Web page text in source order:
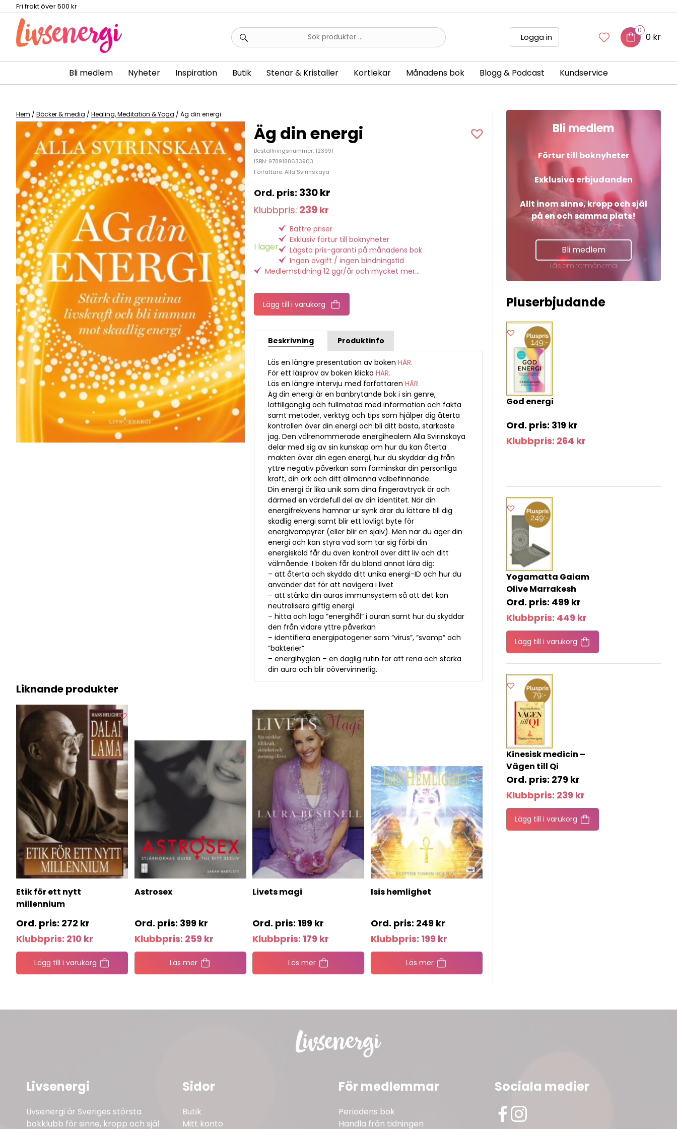
content
Fri frakt över 500 kr
Sök
efter:
Logga in
0
0 kr
Bli medlem Nyheter Inspiration Butik Stenar & Kristaller Kortlekar Månadens bok Blogg & Podcast Kundservice
Hem / Böcker & media / Healing, Meditation & Yoga / Äg din energi
Äg din energi
Beställningsnummer: 123991
ISBN: 9789188633903
Författare: Alla Svirinskaya
330kr
Klubbpris: 239 kr
I lager
Bättre priser
Exklusiv förtur till boknyheter
Lägsta pris-garanti på månadens bok
Ingen avgift / ingen bindningstid
Medlemstidning 12 ggr/år och mycket mer...
Lägg till i varukorg
Beskrivning Produktinfo
Läs en längre presentation av bokenHÄR.
För ett läsprov av boken klickaHÄR.
Läs en längre intervju med författarenHÄR.
Äg din energi är en banbrytande bok i sin genre,
lättillgänglig och fullmatad med information och fakta
samt metoder, verktyg och tips som hjälper dig återta
kontrollen över din energi och bli ditt bästa, starkaste
jag. Den välrenommerade energihealern Alla Svirinskaya
delar med sig av sin kunskap om hur du kan återta
makten över din egen energi, hur du skyddar dig från
yttre negativ påverkan som förminskar din personliga
kraft, din ork och ditt allmänna välbefinnande.
Din energi är lika unik som dina fingeravtryck är och
därmed en värdefull del av din identitet. När din
energifrekvens hamnar ur synk drar du lättare till dig
skadlig energi samt blir ett lovligt byte för
energivampyrer (eller blir en själv). Men när du äger din
energi och kan styra vad som tar sig förbi din
energisköld får du även kontroll över ditt liv och ditt
välmående. I boken får du bland annat lära dig:
– att återta och skydda ditt unika energi-ID och hur du
använder det för att navigera i livet
– att stärka din auras immunsystem så att det kan
neutralisera giftig energi
– hitta och laga ”energihål” i auran samt hur du skyddar
den från vidare yttre påverkan
– identifiera energipatogener som ”virus”, ”svamp” och
”bakterier”
– energihygien – en daglig rutin för att rena och stärka
din aura och blir oövervinnerlig.
Liknande produkter
Etik för ett nytt
millennium
272 kr
Klubbpris: 210 kr
Lägg till i varukorg
Astrosex
399 kr
Klubbpris: 259 kr
Läs mer
Livets magi
199 kr
Klubbpris: 179 kr
Läs mer
Isis hemlighet
249 kr
Klubbpris: 199 kr
Läs mer
Bli medlem
Förtur till boknyheter
Exklusiva erbjudanden
Allt inom sinne, kropp och själ
på en och samma plats!
Bli medlem
Läs om förmånerna
Pluserbjudande
God energi
319 kr
Klubbpris: 264 kr
Yogamatta Gaiam
Olive Marrakesh
499 kr
Klubbpris: 449 kr
Lägg till i varukorg
Kinesisk medicin –
Vägen till Qi
279 kr
Klubbpris: 239 kr
Lägg till i varukorg
Livsenergi
Livsenergi är Sveriges största
bokklubb för sinne, kropp och själ
Sidor
Butik
Mitt konto
För medlemmar
Periodens bok
Handla från tidningen
Sociala medier